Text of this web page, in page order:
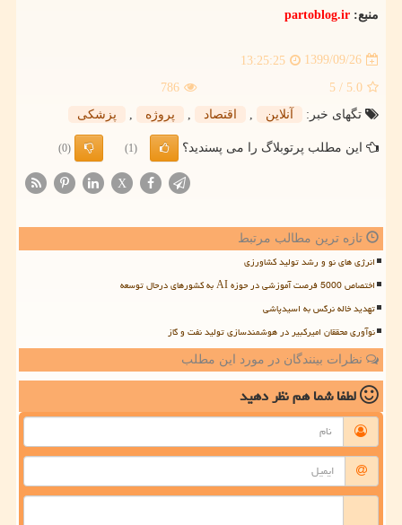
منبع: partoblog.ir
1399/09/26
13:25:25
5.0
/ 5
786
تگهای خبر:
آنلاین اقتصاد پروژه پزشكی
این مطلب پرتوبلاگ را می پسندید؟ (1)
(0)
X
تازه ترین مطالب مرتبط
انرژی های نو و رشد تولید کشاورزی
اختصاص 5000 فرصت آموزشی در حوزه AI به کشورهای درحال توسعه
تهدید خاله نرگس به اسیدپاشی
نوآوری محققان امیرکبیر در هوشمندسازی تولید نفت و گاز
نظرات بینندگان در مورد این مطلب
لطفا شما همنظر دهید